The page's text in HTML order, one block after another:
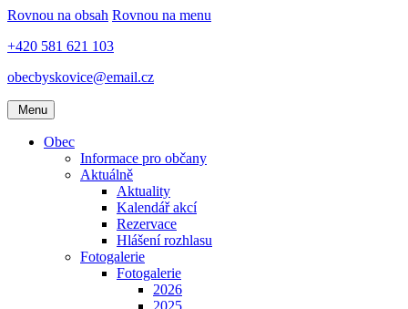
Rovnou na obsah Rovnou na menu
+420 581 621 103
obecbyskovice@email.cz
Menu
Obec
Informace pro občany
Aktuálně
Aktuality
Kalendář akcí
Rezervace
Hlášení rozhlasu
Fotogalerie
Fotogalerie
2026
2025